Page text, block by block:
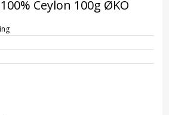
100% Ceylon 100g ØKO